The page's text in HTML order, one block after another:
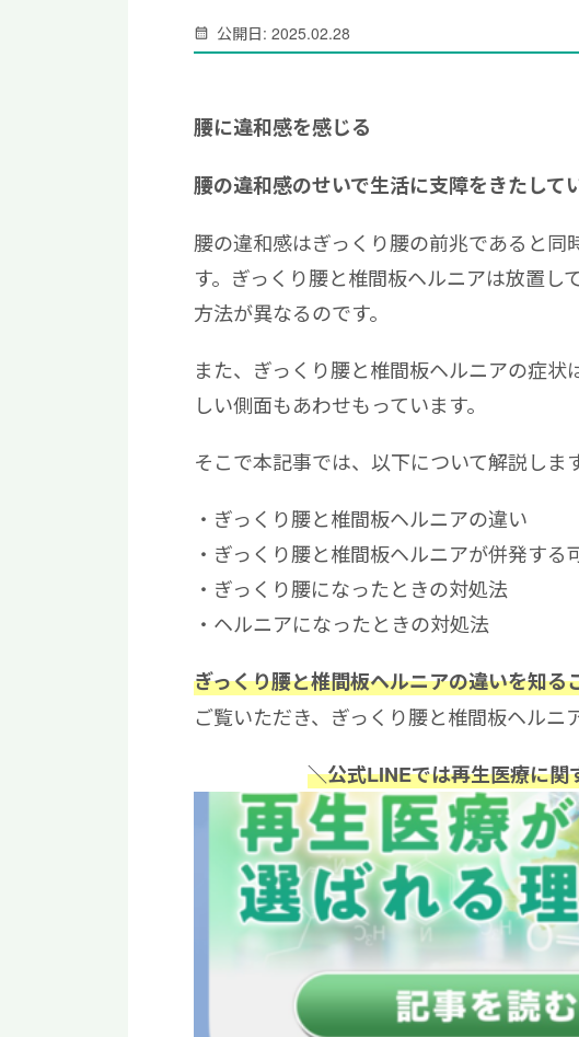
公開日: 2025.02.28
腰に違和感を感じる
腰の違和感のせいで生活に支障をきたして
腰の違和感はぎっくり腰の前兆であると
す。ぎっくり腰と椎間板ヘルニアは放置
方法が異なるのです。
また、ぎっくり腰と椎間板ヘルニアの症
しい側面もあわせもっています。
そこで本記事では、以下について解説します
ぎっくり腰と椎間板ヘルニアの違い
ぎっくり腰と椎間板ヘルニアが併発する
ぎっくり腰になったときの対処法
ヘルニアになったときの対処法
ぎっくり腰と椎間板ヘルニアの違いを知る
ご覧いただき、ぎっくり腰と椎間板ヘルニ
＼公式LINEでは再生医療に